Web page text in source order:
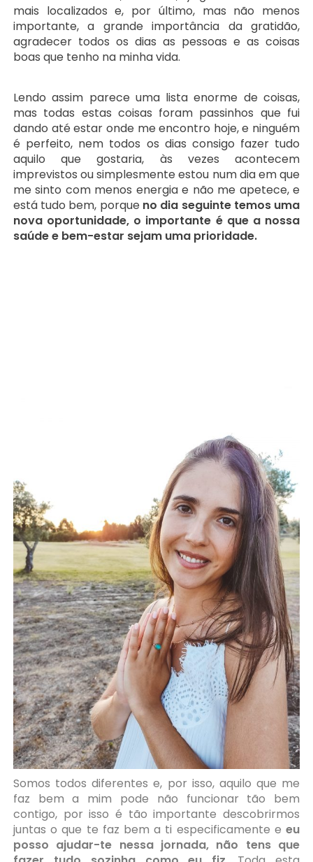
mais localizados e, por último, mas não menos
importante, a grande importância da gratidão,
agradecer todos os dias as pessoas e as coisas
boas que tenho na minha vida.
Lendo assim parece uma lista enorme de coisas,
mas todas estas coisas foram passinhos que fui
dando até estar onde me encontro hoje, e ninguém
é perfeito, nem todos os dias consigo fazer tudo
aquilo que gostaria, às vezes acontecem
imprevistos ou simplesmente estou num dia em que
me sinto com menos energia e não me apetece, e
está tudo bem, porque no dia seguinte temos uma
nova oportunidade, o importante é que a nossa
saúde e bem-estar sejam uma prioridade.
Somos todos diferentes e, por isso, aquilo que me
faz bem a mim pode não funcionar tão bem
contigo, por isso é tão importante descobrirmos
juntas o que te faz bem a ti especificamente eeu
posso ajudar-te nessa jornada, não tens que